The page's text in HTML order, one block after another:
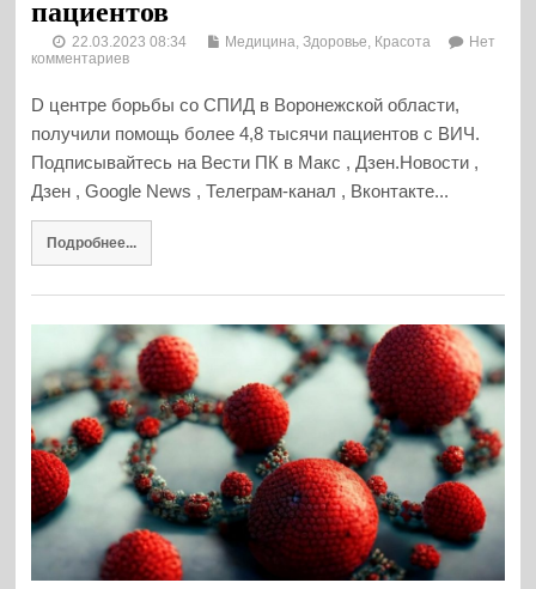
пациентов
22.03.2023 08:34 Медицина, Здоровье, Красота
Нет
комментариев
D центре борьбы со СПИД в Воронежской области,
получили помощь более 4,8 тысячи пациентов с ВИЧ.
Подписывайтесь на Вести ПК в Макс , Дзен.Новости ,
Дзен , Google News , Телеграм-канал , Вконтакте...
Подробнее...